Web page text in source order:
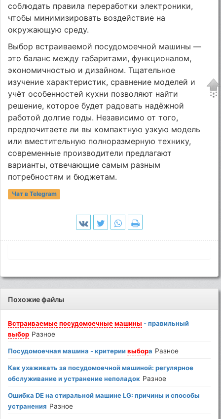
соблюдать правила переработки электроники,
чтобы минимизировать воздействие на
окружающую среду.
Выбор встраиваемой посудомоечной машины —
это баланс между габаритами, функционалом,
экономичностью и дизайном. Тщательное
изучение характеристик, сравнение моделей и
учёт особенностей кухни позволяют найти
решение, которое будет радовать надёжной
работой долгие годы. Независимо от того,
предпочитаете ли вы компактную узкую модель
или вместительную полноразмерную технику,
современные производители предлагают
варианты, отвечающие самым разным
потребностям и бюджетам.
Чат в Telegram
Похожие файлы
Встраиваемые посудомоечные машины - правильный
выбор Разное
Посудомоечная машина - критериивыбора Разное
Как ухаживать за посудомоечной машиной: регулярное
обслуживание и устранение неполадок Разное
Ошибка DE на стиральной машине LG: причины и способы
устранения Разное